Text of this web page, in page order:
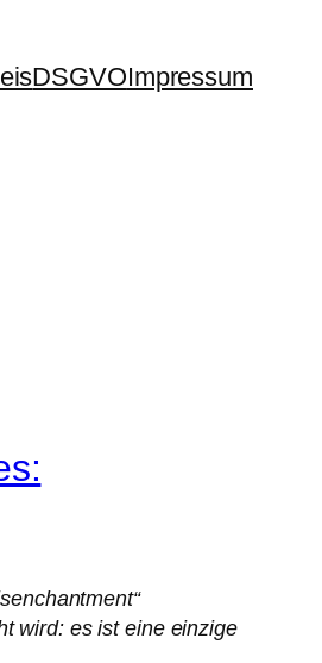
DSGVOImpressum
wird: es ist eine einzige